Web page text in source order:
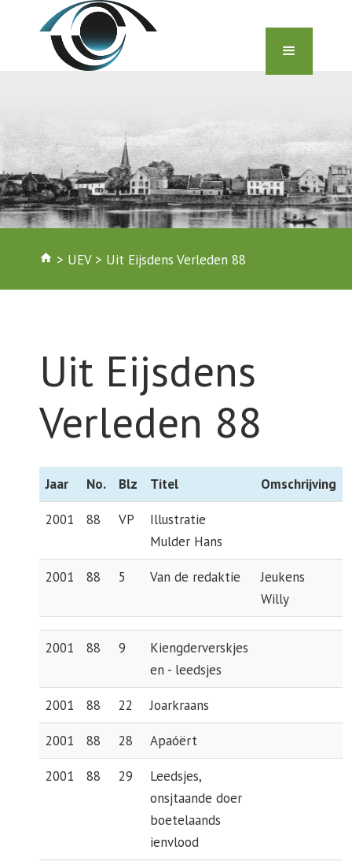
home > UEV> Uit Eijsdens Verleden 88
Uit Eijsdens
Verleden 88
Jaar No. Blz Titel Omschrijving
2001 88 VP
Illustratie
Mulder Hans
2001 88 5 Van de redaktie
Jeukens
Willy
2001 88 9
Kiengderverskjes
en - leedsjes
2001 88 22 Joarkraans
2001 88 28 Apaóërt
2001 88 29
Leedsjes,
onsjtaande doer
boetelaands
ienvlood